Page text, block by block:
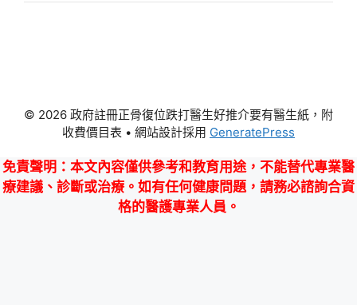
© 2026 政府註冊正骨復位跌打醫生好推介要有醫生紙，附
收費價目表 • 網站設計採用 GeneratePress
免責聲明 ：本文內容僅供參考和教育用途，不能替代專業醫
療建議、診斷或治療。如有任何健康問題，請務必諮詢合資
格的醫護專業人員。